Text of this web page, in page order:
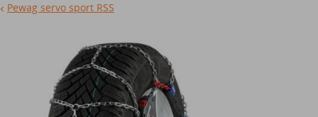
Pewag servo sport RSS